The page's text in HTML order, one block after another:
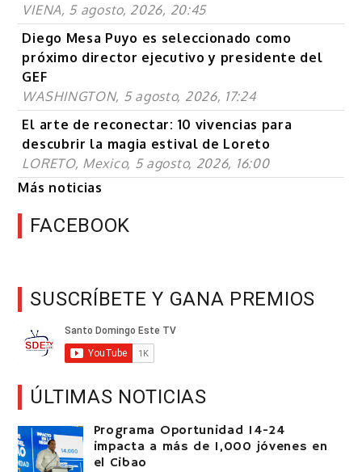
VIENA, 5 agosto, 2026, 20:45
Diego Mesa Puyo es seleccionado como
próximo director ejecutivo y presidente del
GEF
WASHINGTON, 5 agosto, 2026, 17:24
El arte de reconectar: 10 vivencias para
descubrir la magia estival de Loreto
LORETO, Mexico, 5 agosto, 2026, 16:00
Más noticias
FACEBOOK
SUSCRÍBETE Y GANA PREMIOS
ÚLTIMAS NOTICIAS
Programa Oportunidad 14-24
impacta a más de 1,000 jóvenes en
el Cibao